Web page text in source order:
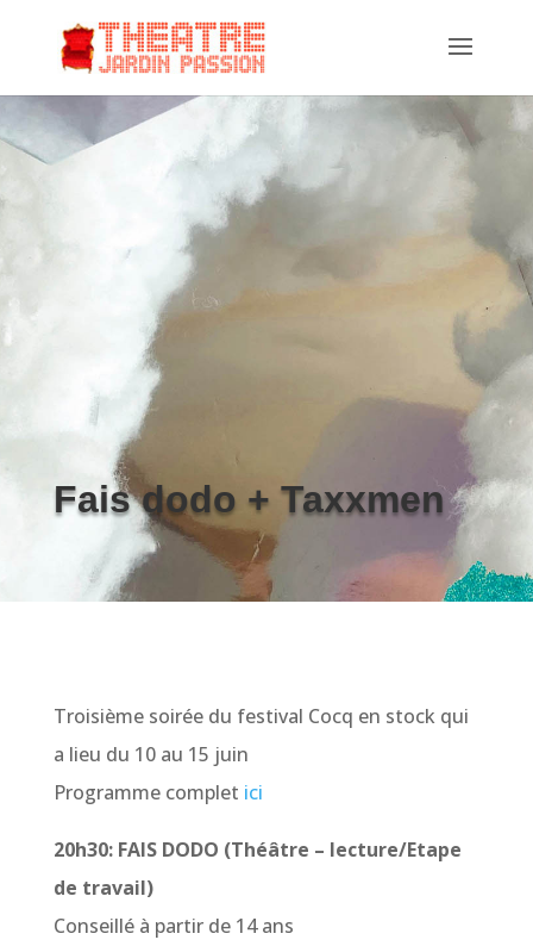
Fais dodo + Taxxmen
Troisième soirée du festival Cocq en stock qui
a lieu du 10 au 15 juin
Programme complet ici
20h30: FAIS DODO (Théâtre – lecture/Etape
de travail)
Conseillé à partir de 14 ans